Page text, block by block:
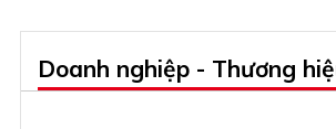
Doanh nghiệp - Thương